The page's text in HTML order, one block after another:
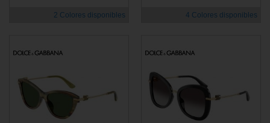
2 Colores disponibles 4 Colores disponibles